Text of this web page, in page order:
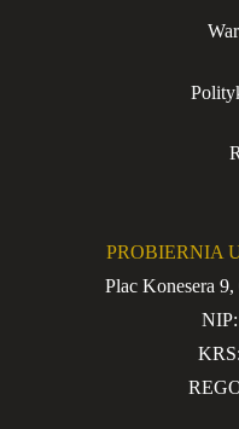
PROBIERNIA
Plac Konesera